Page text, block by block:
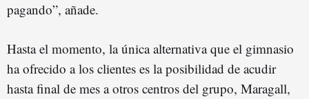
pagando”, añade.
Hasta el momento, la única alternativa que el gimnasio
ha ofrecido a los clientes es la posibilidad de acudir
hasta final de mes a otros centros del grupo, Maragall,